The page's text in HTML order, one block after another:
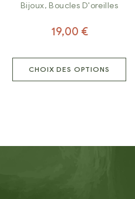
Bijoux,Boucles D'oreilles
19,00 €
CHOIX DES OPTIONS